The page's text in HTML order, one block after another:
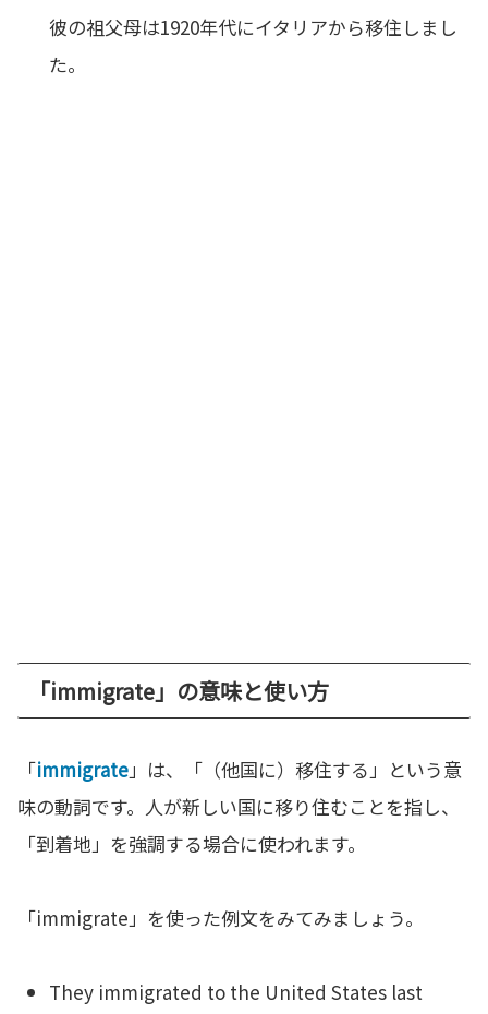
彼の祖父母は1920年代にイタリアから移住しまし
た。
「immigrate」の意味と使い方
「immigrate」は、「（他国に）移住する」という意
味の動詞です。人が新しい国に移り住むことを指し、
「到着地」を強調する場合に使われます。
「immigrate」を使った例文をみてみましょう。
They immigrated to the United States last